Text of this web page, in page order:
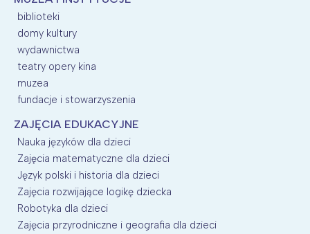
biblioteki
domy kultury
wydawnictwa
teatry opery kina
muzea
fundacje i stowarzyszenia
ZAJĘCIA EDUKACYJNE
Nauka języków dla dzieci
Zajęcia matematyczne dla dzieci
Język polski i historia dla dzieci
Zajęcia rozwijające logikę dziecka
Robotyka dla dzieci
Zajęcia przyrodniczne i geografia dla dzieci